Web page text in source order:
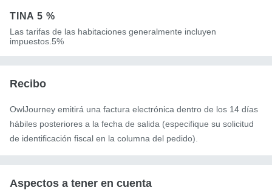
TINA 5 %
Las tarifas de las habitaciones generalmente incluyen
impuestos.5%
Recibo
OwlJourney emitirá una factura electrónica dentro de los 14 días
hábiles posteriores a la fecha de salida (especifique su solicitud
de identificación fiscal en la columna del pedido).
Aspectos a tener en cuenta